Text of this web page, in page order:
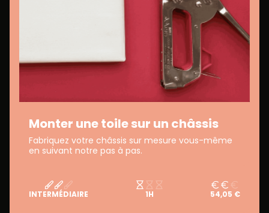
Monter une toile sur un châssis
Fabriquez votre châssis sur mesure vous-même
en suivant notre pas à pas.
INTERMÉDIAIRE 1H 54,05 €